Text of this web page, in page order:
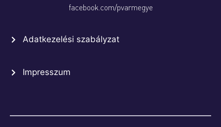
facebook.com/pvarmegye
Adatkezelési szabályzat
Impresszum